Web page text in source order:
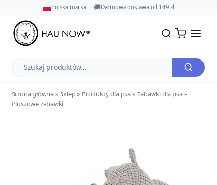
Polska marka 🚚Darmowa dostawa od 149 zł
Szukaj
produktów
Strona główna» Sklep» Produkty dla psa» Zabawki dla psa»
Pluszowe zabawki